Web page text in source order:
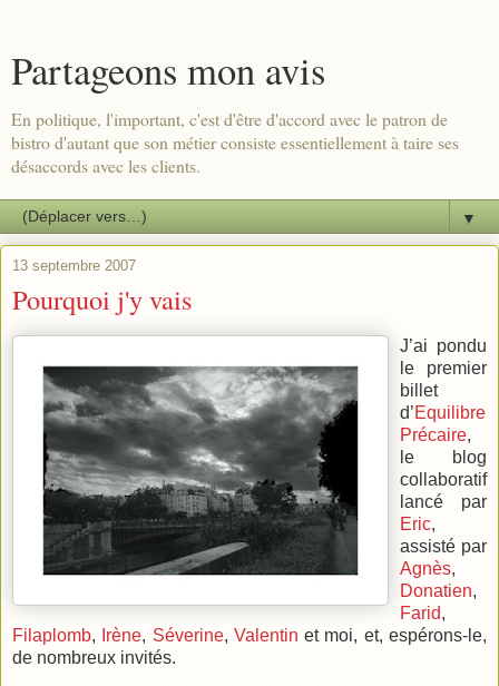
Partageons mon avis
En politique, l'important, c'est d'être d'accord avec le patron de
bistro d'autant que son métier consiste essentiellement à taire ses
désaccords avec les clients.
▼
13 septembre 2007
Pourquoi j'y vais
J’ai pondu
le premier
billet
d’Equilibre
Précaire,
le blog
collaboratif
lancé par
Eric,
assisté par
Agnès,
Donatien,
Farid,
Filaplomb, Irène, Séverine, Valentin et moi, et, espérons-le,
de nombreux invités.